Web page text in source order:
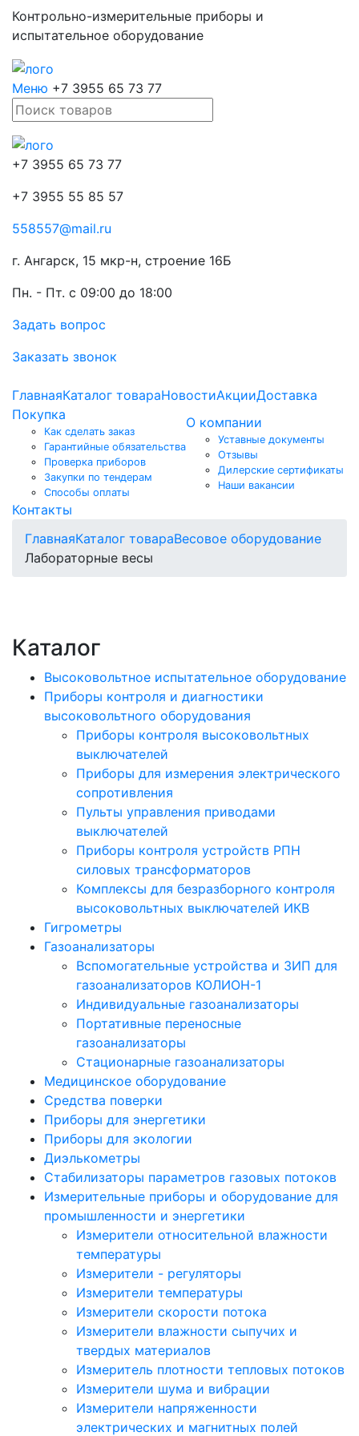
Контрольно-измерительные приборы и
испытательное оборудование
Меню +7 3955 65 73 77
+7 3955 65 73 77
+7 3955 55 85 57
558557@mail.ru
г. Ангарск, 15 мкр-н, строение 16Б
Пн. - Пт. с 09:00 до 18:00
Задать вопрос
Заказать звонок
ГлавнаяКаталог товараНовостиАкцииДоставка
Покупка
Как сделать заказ
Гарантийные обязательства
Проверка приборов
Закупки по тендерам
Способы оплаты
О компании
Уставные документы
Отзывы
Дилерские сертификаты
Наши вакансии
Контакты
ГлавнаяКаталог товараВесовое оборудование
Лабораторные весы
Каталог
Высоковольтное испытательное оборудование
Приборы контроля и диагностики
высоковольтного оборудования
Приборы контроля высоковольтных
выключателей
Приборы для измерения электрического
сопротивления
Пульты управления приводами
выключателей
Приборы контроля устройств РПН
силовых трансформаторов
Комплексы для безразборного контроля
высоковольтных выключателей ИКВ
Гигрометры
Газоанализаторы
Вспомогательные устройства и ЗИП для
газоанализаторов КОЛИОН-1
Индивидуальные газоанализаторы
Портативные переносные
газоанализаторы
Стационарные газоанализаторы
Медицинское оборудование
Средства поверки
Приборы для энергетики
Приборы для экологии
Диэлькометры
Стабилизаторы параметров газовых потоков
Измерительные приборы и оборудование для
промышленности и энергетики
Измерители относительной влажности
температуры
Измерители - регуляторы
Измерители температуры
Измерители скорости потока
Измерители влажности сыпучих и
твердых материалов
Измеритель плотности тепловых потоков
Измерители шума и вибрации
Измерители напряженности
электрических и магнитных полей